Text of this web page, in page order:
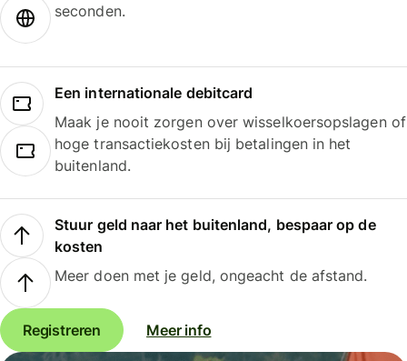
seconden.
Een internationale debitcard
Maak je nooit zorgen over wisselkoersopslagen of
hoge transactiekosten bij betalingen in het
buitenland.
Stuur geld naar het buitenland, bespaar op de
kosten
Meer doen met je geld, ongeacht de afstand.
Registreren Meer info